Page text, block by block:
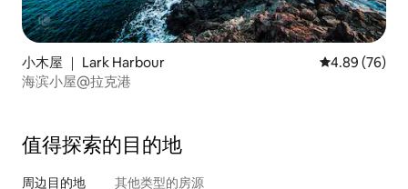
小木屋 ｜ Lark Harbour 平均评分 4.89
4.89 (76)
海滨小屋@拉克港
值得探索的目的地
周边目的地 其他类型的房源